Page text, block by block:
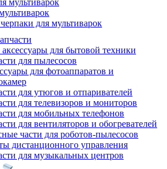
мультиварок
для мультиварок
аксессуары для бытовой техники
для пылесосов
для фотоаппаратов и
для утюгов и отпаривателей
для телевизоров и мониторов
для мобильных телефонов
для вентиляторов и обогревателей
части для роботов-пылесосов
дистанционного управления
для музыкальных центров